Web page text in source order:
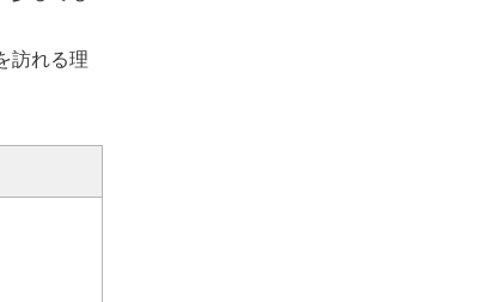
訪れる理